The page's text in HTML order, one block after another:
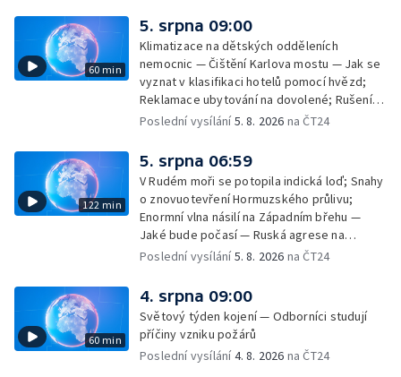
rakovinu prsu
60 min
5. srpna 09:00
Klimatizace na dětských odděleních
nemocnic — Čištění Karlova mostu — Jak se
vyznat v klasifikaci hotelů pomocí hvězd;
Reklamace ubytování na dovolené; Rušení
dovolené kvůli přírodním živlům; Práva
na dovolené v zahraničí; Platby a výběry na
dovolené v zahraničí — Těžba léčivé rašeliny
u Malé Morávky
Poslední vysílání5. 8. 2026 na ČT24
122 min
5. srpna 06:59
V Rudém moři se potopila indická loď; Snahy
o znovuotevření Hormuzského průlivu;
Enormní vlna násilí na Západním břehu —
Jaké bude počasí — Ruská agrese na
Ukrajině — Vliv veder na lidské orgány — Při
— Třem obcím na Brněnsku dočasně došla
pitná voda — SP v orientačním běhu v Česku
— Horko a požáry sužují Evropu — Rybářský
příměstský tábor
Poslední vysílání5. 8. 2026 na ČT24
60 min
4. srpna 09:00
Světový týden kojení — Odborníci studují
příčiny vzniku požárů
Poslední vysílání4. 8. 2026 na ČT24